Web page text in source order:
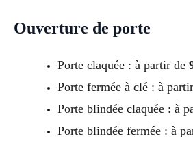
Ouverture de porte
Porte claquée : à partir de
Porte fermée à clé : à
Porte blindée claquée : à
Porte blindée fermée : à